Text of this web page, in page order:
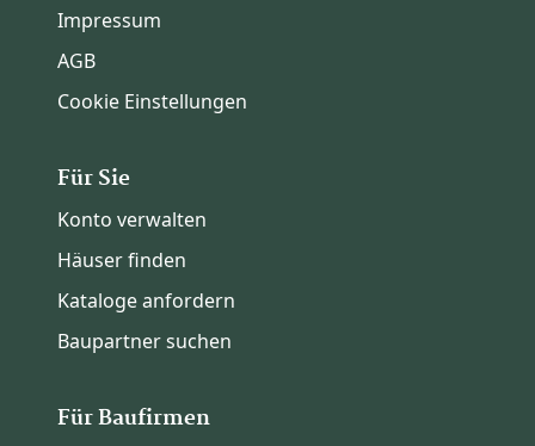
Impressum
AGB
Cookie Einstellungen
Für Sie
Konto verwalten
Häuser finden
Kataloge anfordern
Baupartner suchen
Für Baufirmen